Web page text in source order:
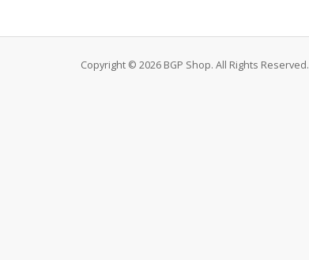
Copyright © 2026 BGP Shop. All Rights Reserved.